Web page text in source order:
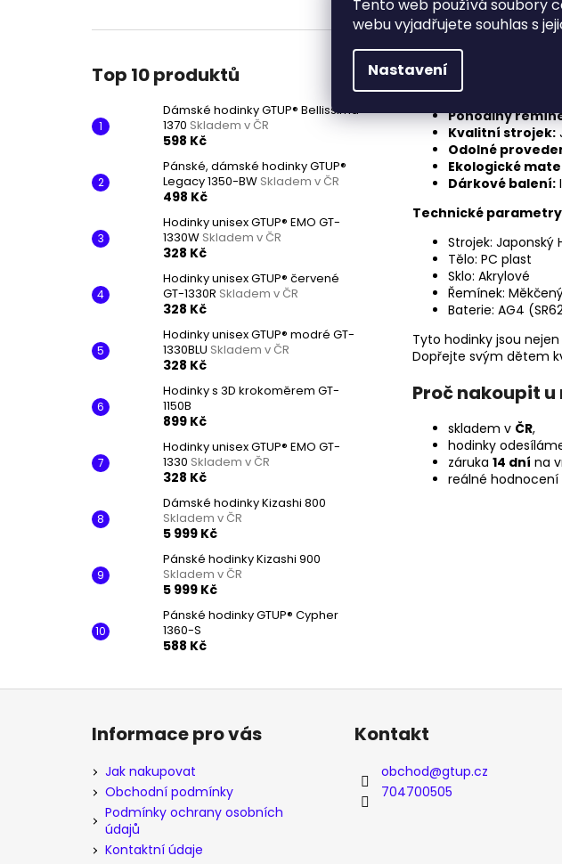
Tento web používá soubory
webu vyjadřujete souhlas s
Nastavení
Top 10 produktů
Dámské hodinky GTUP® Bellissima
1370 Skladem v ČR
598 Kč
Pánské, dámské hodinky GTUP®
Legacy 1350-BW Skladem v ČR
498 Kč
Hodinky unisex GTUP® EMO GT-
1330W Skladem v ČR
328 Kč
Hodinky unisex GTUP® červené
GT-1330R Skladem v ČR
328 Kč
Hodinky unisex GTUP® modré GT-
1330BLU Skladem v ČR
328 Kč
Hodinky s 3D krokoměrem GT-
1150B
899 Kč
Hodinky unisex GTUP® EMO GT-
1330 Skladem v ČR
328 Kč
Dámské hodinky Kizashi 800
Skladem v ČR
5 999 Kč
Pánské hodinky Kizashi 900
Skladem v ČR
5 999 Kč
Pánské hodinky GTUP® Cypher
1360-S
588 Kč
Udělejte z učení času
hodinky jsou speciálně
Klíčové vlastnosti:
Pohodlný
Kvalitní strojek:
Odolné
Ekologické
Dárkové balení:
Technické
Strojek: Japonský
Tělo: PC plast
Sklo: Akrylové
Řemínek:
Baterie: AG4
Tyto hodinky jsou
Dopřejte svým dětem
Proč nakoupit u
skladem v ČR,
hodinky
záruka 14 dní na
reálné hodnocení
Z
Informace pro vás
Jak nakupovat
Obchodní podmínky
Podmínky ochrany osobních
údajů
Kontaktní údaje
Kontakt
obchod@gtup.cz
704700505